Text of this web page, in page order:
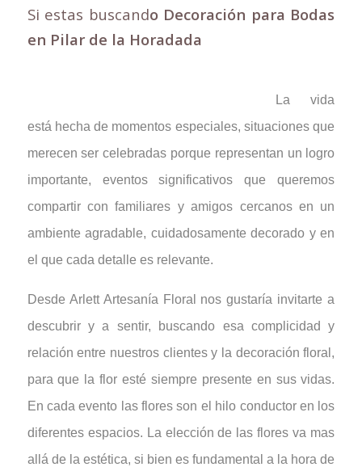
Si estas buscando Decoración para Bodas
en Pilar de la Horadada
La vida
está hecha de momentos especiales, situaciones que
merecen ser celebradas porque representan un logro
importante, eventos significativos que queremos
compartir con familiares y amigos cercanos en un
ambiente agradable, cuidadosamente decorado y en
el que cada detalle es relevante.
Desde Arlett Artesanía Floral nos gustaría invitarte a
descubrir y a sentir, buscando esa complicidad y
relación entre nuestros clientes y la decoración floral,
para que la flor esté siempre presente en sus vidas.
En cada evento las flores son el hilo conductor en los
diferentes espacios. La elección de las flores va mas
allá de la estética, si bien es fundamental a la hora de